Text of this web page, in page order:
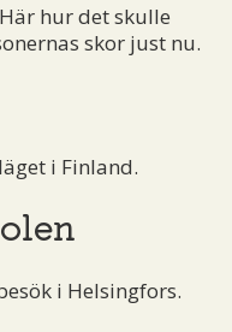
hur det skulle
skor just nu.
i Finland.
i Helsingfors.